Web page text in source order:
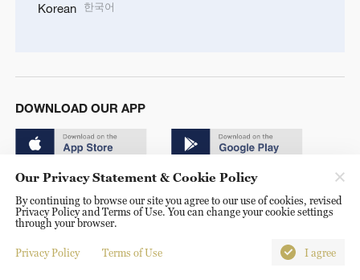
Korean 한국어
DOWNLOAD OUR APP
© China Radio International.CRI. All Rights Reserved. 16A
Shijingshan Road, Beijing, China. 100040
Our Privacy Statement & Cookie Policy
By continuing to browse our site you agree to our use of cookies, revised
Privacy Policy and Terms of Use. You can change your cookie settings
through your browser.
Privacy Policy Terms of Use I agree